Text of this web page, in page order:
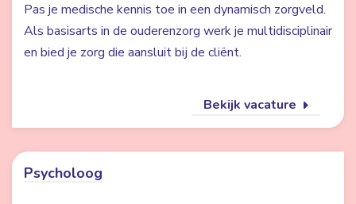
Pas je medische kennis toe in een dynamisch zorgveld.
Als basisarts in de ouderenzorg werk je multidisciplinair
en bied je zorg die aansluit bij de cliënt.
Bekijk vacature
Psycholoog